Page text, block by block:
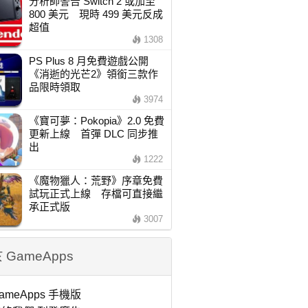
800 美元 現時 499 美元反成
超值
1308
PS Plus 8 月免費遊戲公開
《消逝的光芒2》領銜三款作
品限時領取
3974
《寶可夢：Pokopia》2.0 免費
更新上線 首彈 DLC 同步推
出
1222
《魔物獵人：荒野》序章免費
試玩正式上線 存檔可直接繼
承正式版
3007
GameApps
手機版